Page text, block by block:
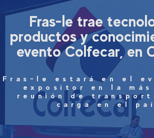
Fras-le trae
productos y
evento Colfecar, en
Fras-le estará en el
expositor en la más
reunión de
carga en el